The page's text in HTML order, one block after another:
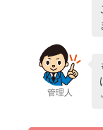
管理人